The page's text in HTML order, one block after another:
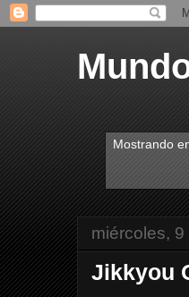
Mostrando
miércoles,
Jikkyou